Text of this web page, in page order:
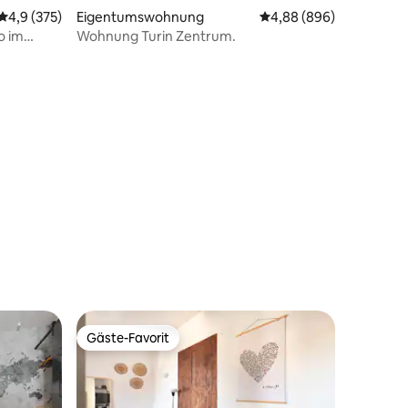
Bewertung: 4,9 von 5, 375 Bewertungen
4,9 (375)
im
Eigentumswohnung Durchschnittliche
4,88 (896)
Wohnung Turin Zentrum.
Gäste-Favorit
Gäste-Favorit